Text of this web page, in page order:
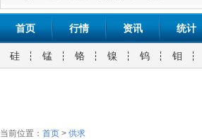
首页 行情 资讯 统计
硅 锰 铬 镍 钨 钼
当前位置： 首页 > 供求